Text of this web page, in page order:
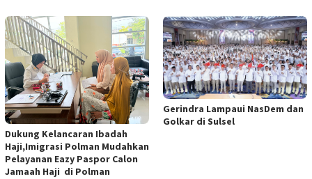
Dukung Kelancaran Ibadah
Haji,Imigrasi Polman Mudahkan
Pelayanan Eazy Paspor Calon
Jamaah Haji di Polman
Gerindra Lampaui NasDem dan
Golkar di Sulsel